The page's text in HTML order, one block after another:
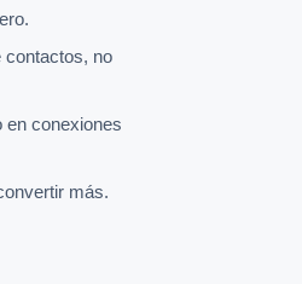
contactos, no
en conexiones
más.